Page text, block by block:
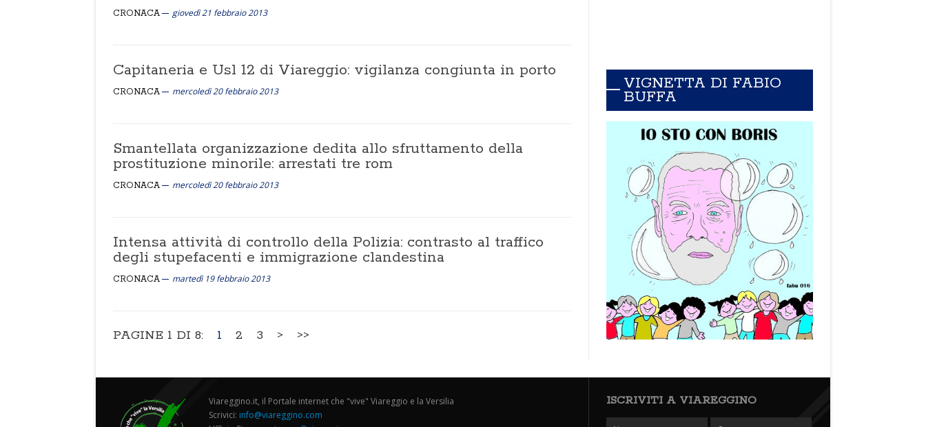
CRONACA giovedì 21 febbraio 2013
Capitaneria e Usl 12 di Viareggio: vigilanza congiunta in porto
CRONACA mercoledì 20 febbraio 2013
Smantellata organizzazione dedita allo sfruttamento della
prostituzione minorile: arrestati tre rom
CRONACA mercoledì 20 febbraio 2013
Intensa attività di controllo della Polizia: contrasto al traffico
degli stupefacenti e immigrazione clandestina
CRONACA martedì 19 febbraio 2013
PAGINE 1 DI 8: 1 2 3 > >>
VIGNETTA DI FABIO
BUFFA
Viareggino.it, il Portale internet che "vive" Viareggio e la Versilia
Scrivici: info@viareggino.com
ISCRIVITI A VIAREGGINO